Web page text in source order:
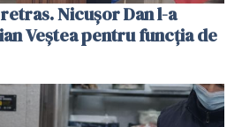
Nicușor Dan l-a
Veștea pentru funcția de